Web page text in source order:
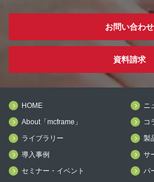
お問い合わせ
資料請求
HOME
ニ
About「mcframe」
コ
ライブラリー
製
導入事例
サ
セミナー・イベント
パ